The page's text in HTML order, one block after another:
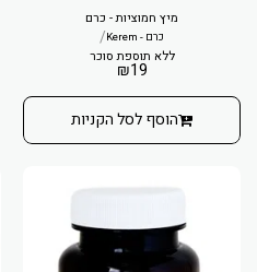
מיץ חמוציות - כרם
כרם - Kerem /
ללא תוספת סוכר
₪19
הוסף לסל הקניות